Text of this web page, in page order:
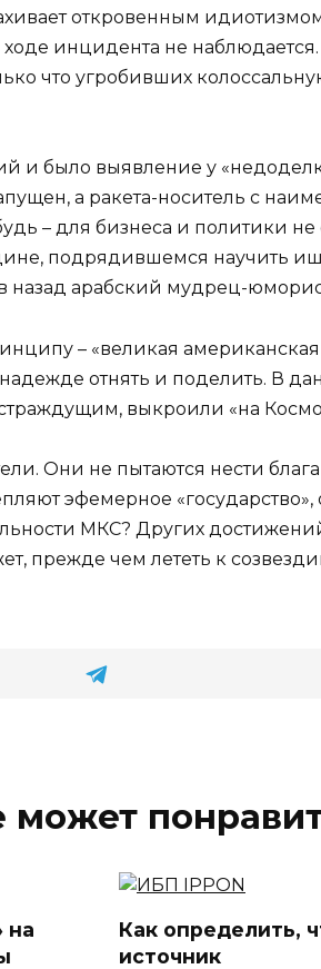
откровенным идиотизмом.
инцидента не
что угробивших
и было выявление у
а ракета-носитель с
– для бизнеса и политики
подрядившемся научить
назад арабский мудрец-
– «великая
отнять и поделить. В
выкроили «на
Они не пытаются нести
эфемерное «государство»,
МКС? Других
прежде чем лететь к
может
на
Как определить,
источник